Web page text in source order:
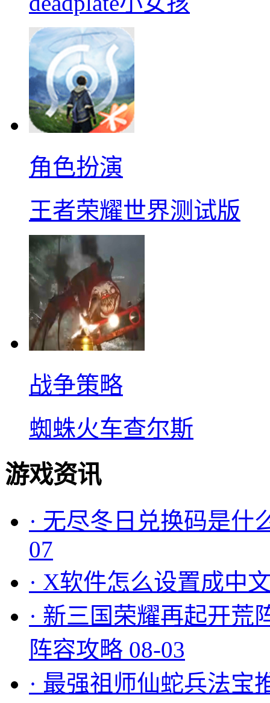
角色扮演
王者荣耀世界测试版
战争策略
蜘蛛火车查尔斯
游戏资讯
· 无尽冬日兑换码是什
07
· X软件怎么设置成中
· 新三国荣耀再起开荒
阵容攻略 08-03
· 最强祖师仙蛇兵法宝